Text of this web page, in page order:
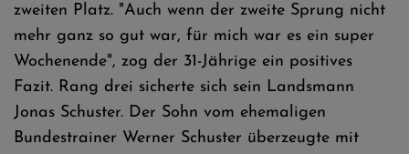
zweiten Platz. "Auch wenn der zweite Sprung nicht
mehr ganz so gut war, für mich war es ein super
Wochenende", zog der 31-Jährige ein positives
Fazit. Rang drei sicherte sich sein Landsmann
Jonas Schuster. Der Sohn vom ehemaligen
Bundestrainer Werner Schuster überzeugte mit